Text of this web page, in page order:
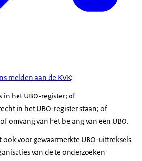
melden aan de KVK:
in het UBO-register; of
in het UBO-register staan; of
omvang van het belang van een UBO.
ook voor gewaarmerkte UBO-uittreksels
van de te onderzoeken